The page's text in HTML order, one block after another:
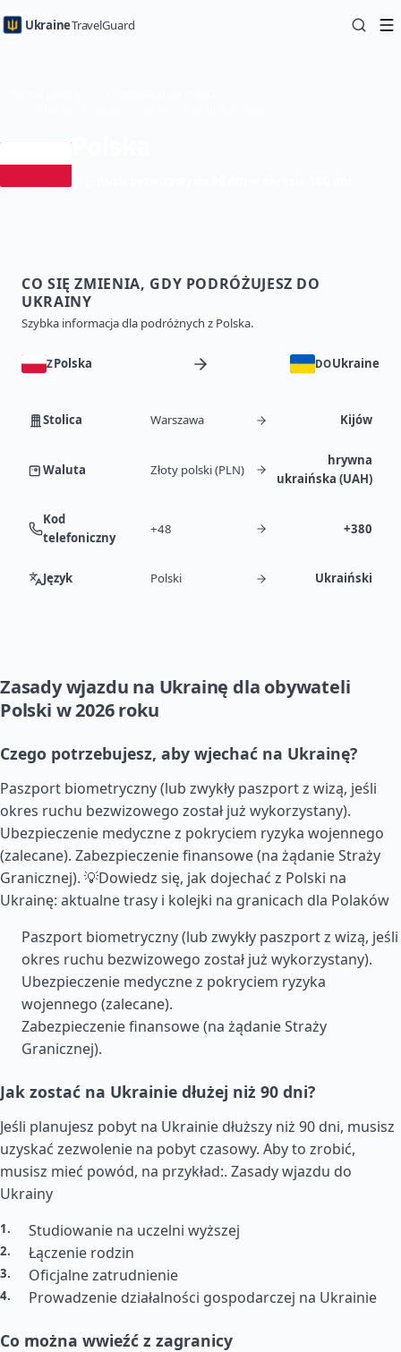
UkraineTravelGuard
CO SIĘ ZMIENIA, GDY PODRÓŻUJESZ DO
UKRAINY
Szybka informacja dla podróżnych z Polska.
ZPolska DOUkraine
Stolica Warszawa Kijów
Waluta Złoty polski (PLN)
hrywna
ukraińska (UAH)
Kod
telefoniczny
+48 +380
Język Polski Ukraiński
Zasady wjazdu na Ukrainę dla obywateli
Polski w 2026 roku
Czego potrzebujesz, aby wjechać na Ukrainę?
Paszport biometryczny (lub zwykły paszport z wizą, jeśli
okres ruchu bezwizowego został już wykorzystany).
Ubezpieczenie medyczne z pokryciem ryzyka wojennego
(zalecane). Zabezpieczenie finansowe (na żądanie Straży
Granicznej). 💡Dowiedz się, jak dojechać z Polski na
Ukrainę: aktualne trasy i kolejki na granicach dla Polaków
Paszport biometryczny (lub zwykły paszport z wizą, jeśli
okres ruchu bezwizowego został już wykorzystany).
Ubezpieczenie medyczne z pokryciem ryzyka
wojennego (zalecane).
Zabezpieczenie finansowe (na żądanie Straży
Granicznej).
Jak zostać na Ukrainie dłużej niż 90 dni?
Jeśli planujesz pobyt na Ukrainie dłuższy niż 90 dni, musisz
uzyskać zezwolenie na pobyt czasowy. Aby to zrobić,
musisz mieć powód, na przykład:. Zasady wjazdu do
Ukrainy
Studiowanie na uczelni wyższej
Łączenie rodzin
Oficjalne zatrudnienie
Prowadzenie działalności gospodarczej na Ukrainie
Co można wwieźć z zagranicy